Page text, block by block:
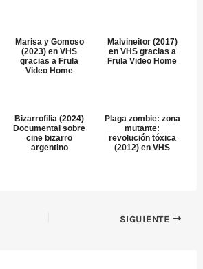
Marisa y Gomoso
(2023) en VHS
gracias a Frula
Video Home
Malvineitor (2017)
en VHS gracias a
Frula Video Home
Bizarrofilia (2024)
Documental sobre
cine bizarro
argentino
Plaga zombie: zona
mutante:
revolución tóxica
(2012) en VHS
SIGUIENTE